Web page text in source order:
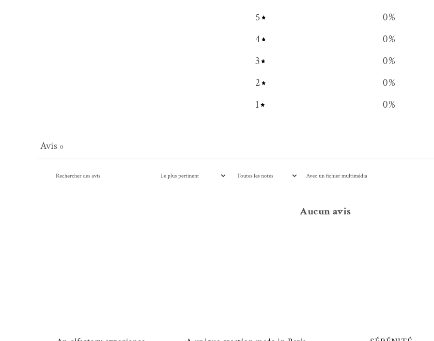
5 0%
4
0%
3
0%
2
0%
1
0%
Avis 0
Avec un fichier multimédia
Aucun avis